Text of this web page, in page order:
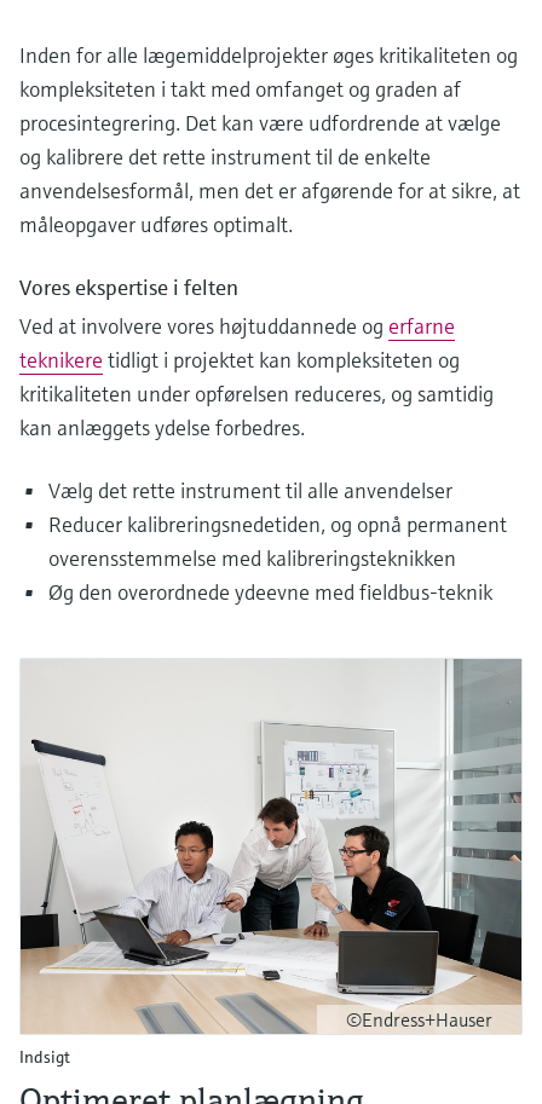
Inden for alle lægemiddelprojekter øges kritikaliteten og
kompleksiteten i takt med omfanget og graden af
procesintegrering. Det kan være udfordrende at vælge
og kalibrere det rette instrument til de enkelte
anvendelsesformål, men det er afgørende for at sikre, at
måleopgaver udføres optimalt.
Vores ekspertise i felten
Ved at involvere vores højtuddannede og erfarne
teknikere tidligt i projektet kan kompleksiteten og
kritikaliteten under opførelsen reduceres, og samtidig
kan anlæggets ydelse forbedres.
Vælg det rette instrument til alle anvendelser
Reducer kalibreringsnedetiden, og opnå permanent
overensstemmelse med kalibreringsteknikken
Øg den overordnede ydeevne med fieldbus-teknik
©Endress+Hauser
Indsigt